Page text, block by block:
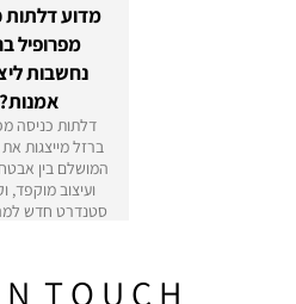
מדוע דלתות
מפרופיל
נחשבות
אמנות?
דלתות כניסה
ברזל מייצגות
המושלם בין
ועיצוב מוקפד,
סטנדרט חדש
T O U C H